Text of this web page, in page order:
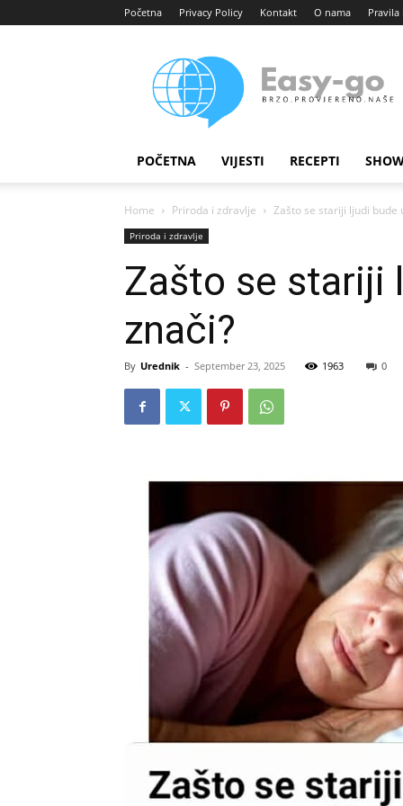
Početna Privacy Policy Kontakt O nama
portal
POČETNA VIJESTI RECEPTI
Home Priroda i zdravlje Zašto se stariji ljudi bude
Priroda i zdravlje
Zašto se stariji
znači?
By Urednik - September 23, 2025 1963 0